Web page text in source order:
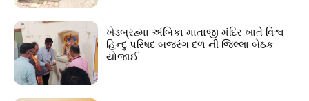
ખેડબ્રહ્મા અંબિકા માતાજી મંદિર ખાતે વિશ્વ
હિન્દુ પરિષદ બજરંગ દળ ની જિલ્લા બેઠક
યોજાઈ